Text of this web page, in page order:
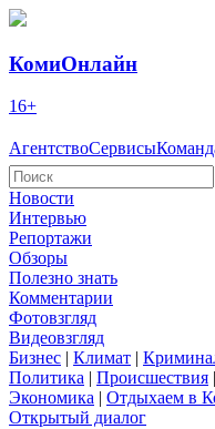
КомиОнлайн
16+
АгентствоСервисы
Новости
Интервью
Репортажи
Обзоры
Полезно знать
Комментарии
Фотовзгляд
Видеовзгляд
Бизнес | Климат |
Политика | Происшествия |
Экономика | Отдыхаем в
Открытый диалог